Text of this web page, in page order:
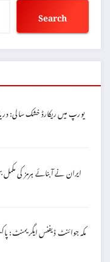
Search
یورپ میں ریکارڈ خشک سالی:
مکہ جوائنٹ ڈیفنس ایگریمنٹ: